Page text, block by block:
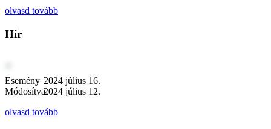
olvasd tovább
Hír
Esemény 2024 július 16.
Módosítva2024 július 12.
olvasd tovább